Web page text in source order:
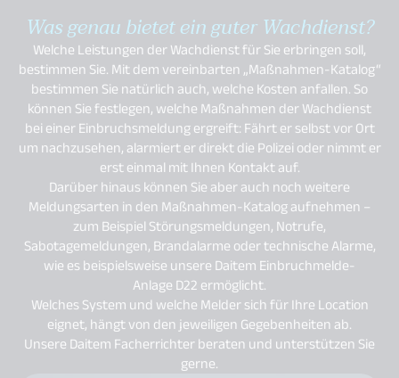
Was genau bietet ein guter Wachdienst?
Welche Leistungen der Wachdienst für Sie erbringen soll,
bestimmen Sie. Mit dem vereinbarten „Maßnahmen-Katalog“
bestimmen Sie natürlich auch, welche Kosten anfallen. So
können Sie festlegen, welche Maßnahmen der Wachdienst
bei einer Einbruchsmeldung ergreift: Fährt er selbst vor Ort
um nachzusehen, alarmiert er direkt die Polizei oder nimmt er
erst einmal mit Ihnen Kontakt auf.
Darüber hinaus können Sie aber auch noch weitere
Meldungsarten in den Maßnahmen-Katalog aufnehmen –
zum Beispiel Störungsmeldungen, Notrufe,
Sabotagemeldungen, Brandalarme oder technische Alarme,
wie es beispielsweise unsere Daitem Einbruchmelde-
Anlage D22 ermöglicht.
Welches System und welche Melder sich für Ihre Location
eignet, hängt von den jeweiligen Gegebenheiten ab.
Unsere Daitem Facherrichter beraten und unterstützen Sie
gerne.